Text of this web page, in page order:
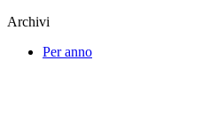
Archivi
Per anno